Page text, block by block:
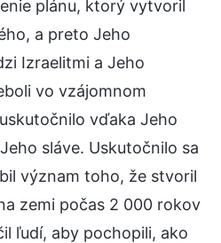
plánu, ktorý vytvoril
a preto Jeho
Izraelitmi a Jeho
vo vzájomnom
vďaka Jeho
sláve. Uskutočnilo sa
význam toho, že stvoril
zemi počas 2 000 rokov
ľudí, aby pochopili, ako